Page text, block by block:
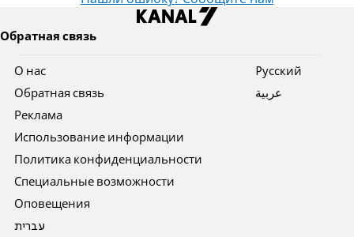
Обратная связь
О нас
Обратная связь
Реклама
Использование информации
Политика конфиденциальности
Специальные возможности
Оповещения
עברית
Pусский
عربية